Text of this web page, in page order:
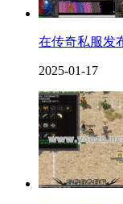
在传奇私服发
2025-01-17